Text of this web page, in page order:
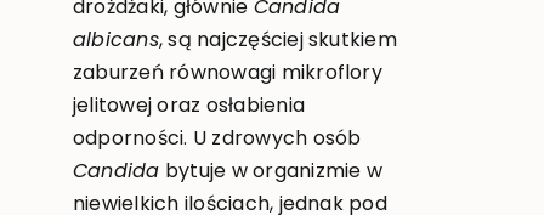
drożdżaki, głównie Candida
albicans, są najczęściej skutkiem
zaburzeń równowagi mikroflory
jelitowej oraz osłabienia
odporności. U zdrowych osób
Candida bytuje w organizmie w
niewielkich ilościach, jednak pod